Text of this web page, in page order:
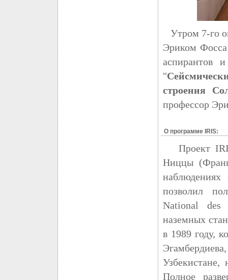
Утром 7-го
Эриком Фосса
аспирантов
"
строения
профессор
О программе IRIS:
Проект
Ниццы
позволил
National des
наземных
в 1989 году,
Полное